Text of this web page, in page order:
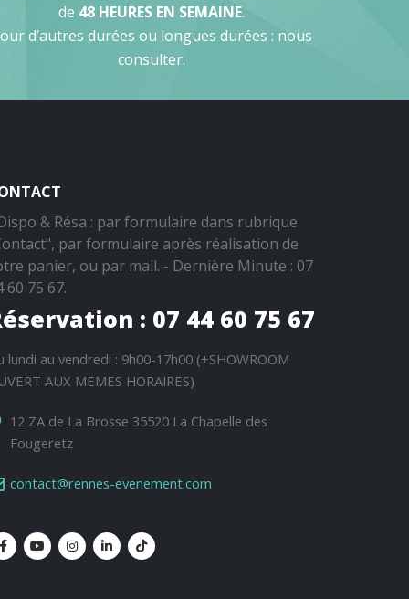
de 48 HEURES EN SEMAINE.
d’autres durées ou longues durées : nous
consulter.
& Résa : par formulaire dans rubrique
par formulaire après réalisation de
panier, ou par mail. - Dernière Minute : 07
60 75 67.
: 07 44 60 75 67
lundi au vendredi : 9h00-17h00 (+SHOWROOM
AUX MEMES HORAIRES)
12 ZA de La Brosse 35520 La Chapelle des
Fougeretz
contact@rennes-evenement.com